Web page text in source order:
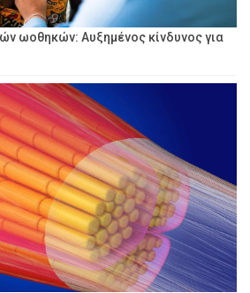
ωοθηκών: Αυξημένος κίνδυνος για